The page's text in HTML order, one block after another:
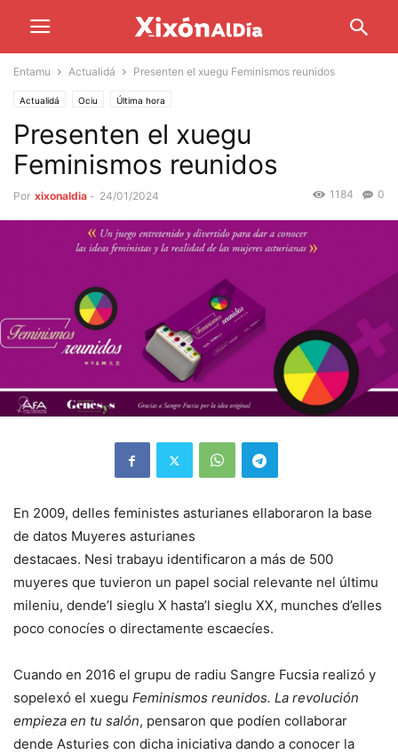
Entamu Actualidá Presenten el xuegu Feminismos reunidos
Actualidá Ociu Última hora
Presenten el xuegu
Feminismos reunidos
Por xixonaldia - 24/01/2024 0
1184
En 2009, delles feministes asturianes ellaboraron la base
de datos Muyeres asturianes
destacaes. Nesi trabayu identificaron a más de 500
muyeres que tuvieron un papel social relevante nel últimu
mileniu, dende’l sieglu X hasta’l sieglu XX, munches d’elles
poco conocíes o directamente escaecíes.
Cuando en 2016 el grupu de radiu Sangre Fucsia realizó y
sopelexó el xuegu Feminismos reunidos. La revolución
empieza en tu salón, pensaron que podíen collaborar
dende Asturies con dicha iniciativa dando a conocer la